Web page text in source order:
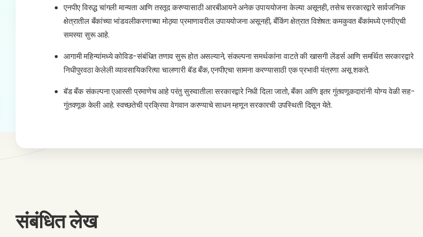
एनपीए विरुद्ध चांगली मान्यता आणि तरतूद करण्यासाठी आरबीआयने अनेक उपाययोजना केल्या असूनही, तसेच सरकारद्वारे सार्वजनिक
क्षेत्रातील बँकांच्या भांडवलीकरणाच्या मोठ्या प्रमाणावरील उपाययोजना असूनही, बँकिंग क्षेत्रात विशेषत: कमकुवत बँकांमध्ये एनपीएची
समस्या सुरू आहे.
आगामी महिन्यांमध्ये कोविड-संबंधित तणाव सुरू होत असल्याने, संकल्पना समर्थकांना वाटते की खासगी लेंडर्स आणि समर्थित सरकारद्वारे
निधीपुरवठा केलेली व्यावसायिकरित्या चालणारी बॅड बँक, एनपीएचा सामना करण्यासाठी एक प्रभावी यंत्रणा असू शकते.
बॅड बँक संकल्पना एआरसी प्रमाणेच आहे परंतु सुरुवातीला सरकारद्वारे निधी दिला जातो, बँका आणि इतर गुंतवणूकदारांनी योग्य वेळी सह-
गुंतवणूक केली आहे. स्वच्छतेची प्रक्रिया वेगवान करण्याचे साधन म्हणून सरकारची उपस्थिती दिसून येते.
संबंधित लेख